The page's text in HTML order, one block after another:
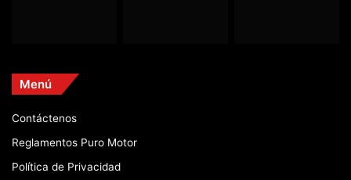
Menú
Contáctenos
Reglamentos Puro Motor
Política de Privacidad